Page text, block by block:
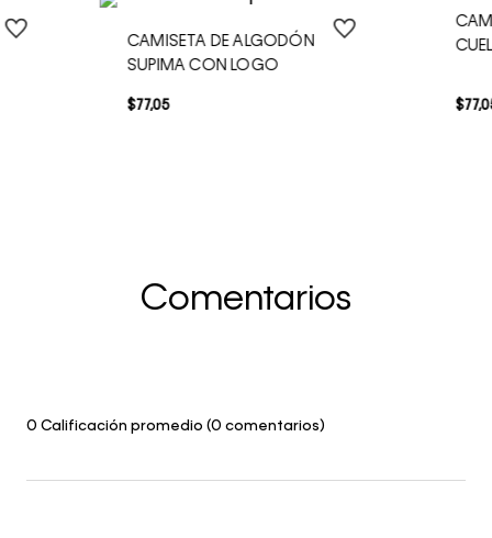
CAMISETA DE ALGODÓN
SUPIMA CON LOGO
$77,05 $77,
Comentarios
0 Calificación promedio (0 comentarios)